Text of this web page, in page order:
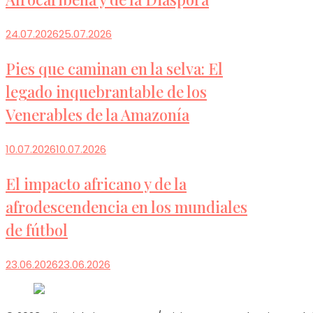
24.07.202625.07.2026
Pies que caminan en la selva: El
legado inquebrantable de los
Venerables de la Amazonía
10.07.202610.07.2026
El impacto africano y de la
afrodescendencia en los mundiales
de fútbol
23.06.202623.06.2026